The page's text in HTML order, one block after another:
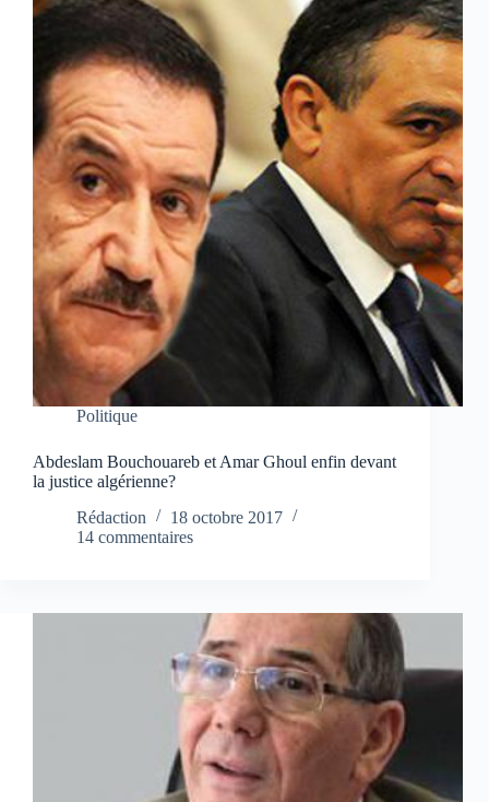
Politique
Abdeslam Bouchouareb et Amar Ghoul enfin devant
la justice algérienne?
Rédaction
18 octobre 2017
14 commentaires